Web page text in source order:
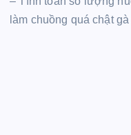
làm chuồng quá chật